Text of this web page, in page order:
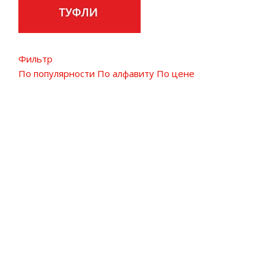
Фильтр
По популярности По алфавиту По цене